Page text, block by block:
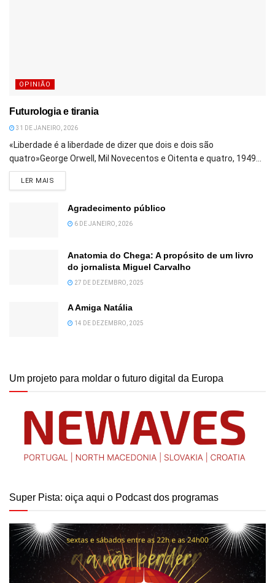
OPINIÃO
Futurologia e tirania
31 DE JANEIRO, 2026
«Liberdade é a liberdade de dizer que dois e dois são
quatro»George Orwell, Mil Novecentos e Oitenta e quatro, 1949...
LER MAIS
Agradecimento público
6 DE JANEIRO, 2026
Anatomia do Chega: A propósito de um livro
do jornalista Miguel Carvalho
27 DE DEZEMBRO, 2025
A Amiga Natália
14 DE DEZEMBRO, 2025
Um projeto para moldar o futuro digital da Europa
Super Pista: oiça aqui o Podcast dos programas